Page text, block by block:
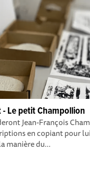
Le petit Champollion
Jean-François
en copiant pour
manière du...